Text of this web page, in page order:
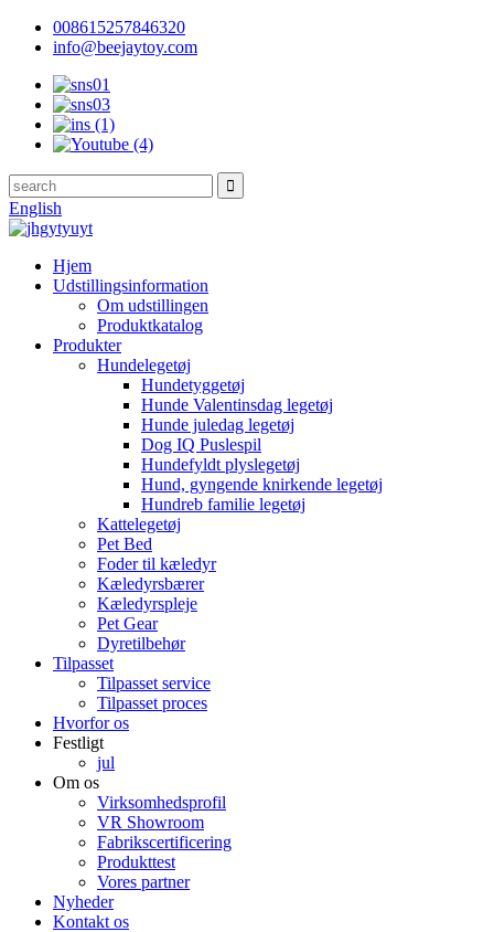
008615257846320
info@beejaytoy.com
English
Hjem
Udstillingsinformation
Om udstillingen
Produktkatalog
Produkter
Hundelegetøj
Hundetyggetøj
Hunde Valentinsdag legetøj
Hunde juledag legetøj
Dog IQ Puslespil
Hundefyldt plyslegetøj
Hund, gyngende knirkende legetøj
Hundreb familie legetøj
Kattelegetøj
Pet Bed
Foder til kæledyr
Kæledyrsbærer
Kæledyrspleje
Pet Gear
Dyretilbehør
Tilpasset
Tilpasset service
Tilpasset proces
Hvorfor os
Festligt
jul
Om os
Virksomhedsprofil
VR Showroom
Fabrikscertificering
Produkttest
Vores partner
Nyheder
Kontakt os